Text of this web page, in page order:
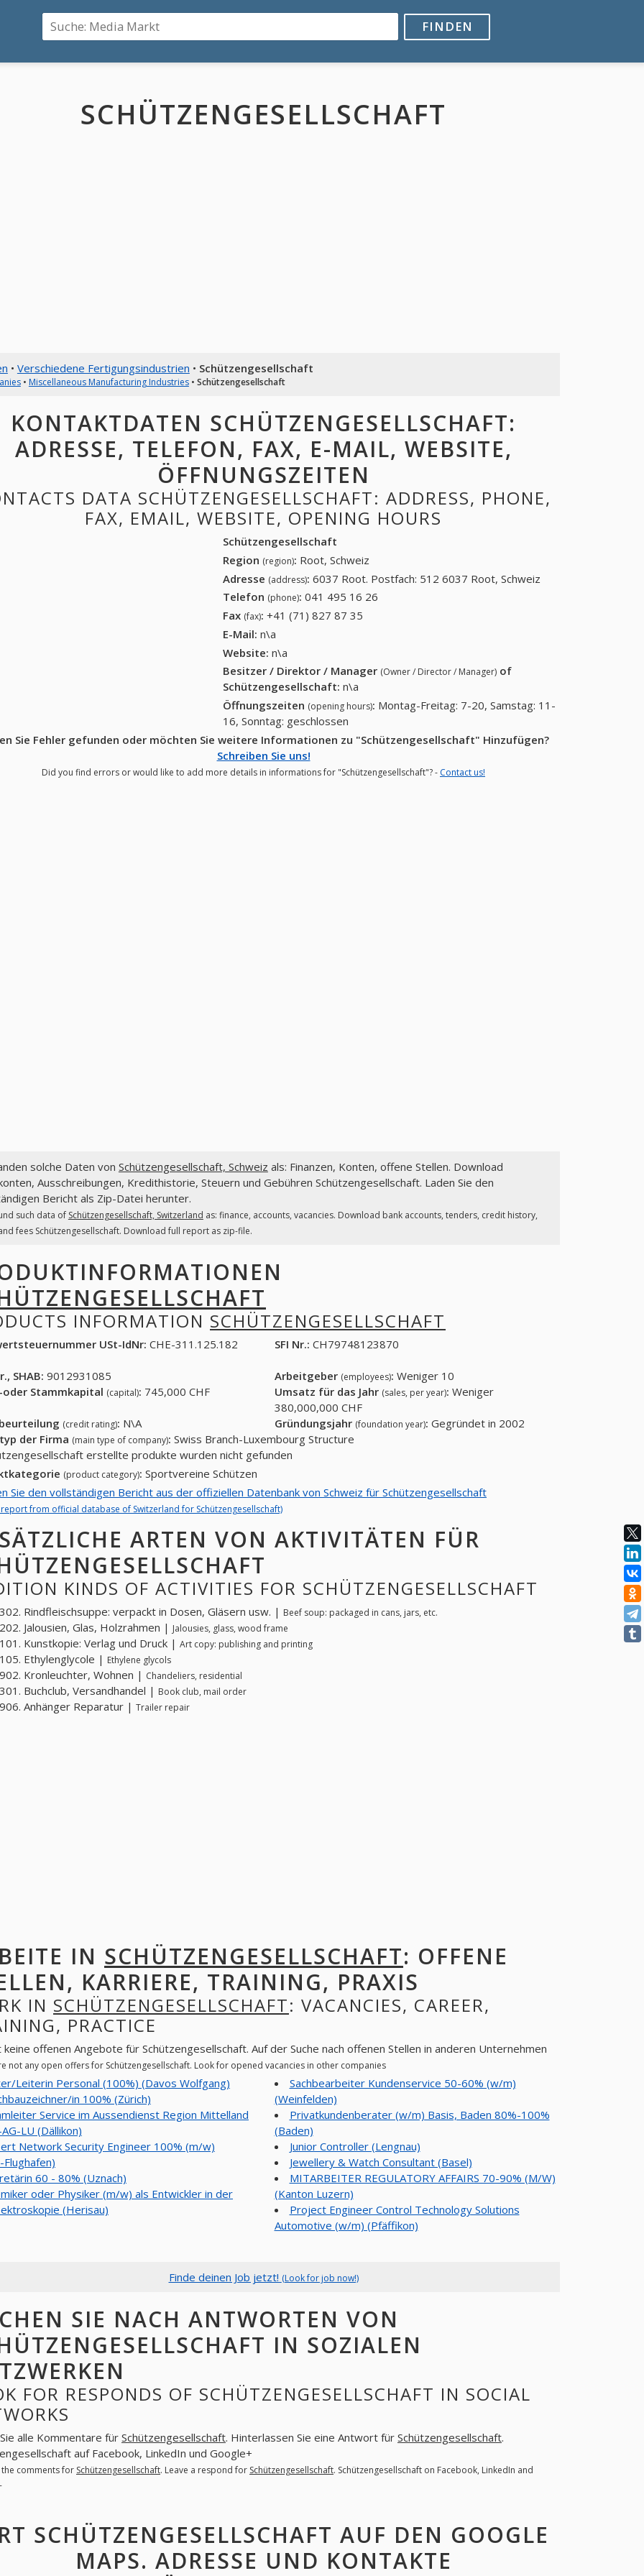
FINDEN
SCHÜTZENGESELLSCHAFT
• Verschiedene Fertigungsindustrien • Schützengesellschaft
• Miscellaneous Manufacturing Industries• Schützengesellschaft
KONTAKTDATEN SCHÜTZENGESELLSCHAFT:
ADRESSE, TELEFON, FAX, E-MAIL, WEBSITE,
ÖFFNUNGSZEITEN
DATA SCHÜTZENGESELLSCHAFT: ADDRESS, PHONE,
FAX, EMAIL, WEBSITE, OPENING HOURS
Schützengesellschaft
Region (region): Root, Schweiz
Adresse (address): 6037 Root. Postfach: 512 6037 Root, Schweiz
Telefon (phone): 041 495 16 26
Fax (fax): +41 (71) 827 87 35
E-Mail: n\a
Website: n\a
Besitzer / Direktor / Manager (Owner / Director / Manager) of
Schützengesellschaft: n\a
Öffnungszeiten (opening hours): Montag-Freitag: 7-20, Samstag: 11-
16, Sonntag: geschlossen
Sie Fehler gefunden oder möchten Sie weitere Informationen zu "Schützengesellschaft" Hinzufügen?
Schreiben Sie uns!
Did you find errors or would like to add more details in informations for "Schützengesellschaft"? - Contact us!
solche Daten von Schützengesellschaft, Schweiz als: Finanzen, Konten, offene Stellen. Download
Ausschreibungen, Kredithistorie, Steuern und Gebühren Schützengesellschaft. Laden Sie den
Bericht als Zip-Datei herunter.
such data of Schützengesellschaft, Switzerland as: finance, accounts, vacancies. Download bank accounts, tenders, credit history,
fees Schützengesellschaft. Download full report as zip-file.
INFORMATION SCHÜTZENGESELLSCHAFT
USt-IdNr: CHE-311.125.182 SFI Nr.: CH79748123870
SHAB: 9012931085 Arbeitgeber (employees): Weniger 10
oder Stammkapital (capital): 745,000 CHF Umsatz für das Jahr (sales, per year): Weniger
380,000,000 CHF
(credit rating): N\A Gründungsjahr (foundation year): Gegründet in 2002
der Firma (main type of company): Swiss Branch-Luxembourg Structure
erstellte produkte wurden nicht gefunden
(product category): Sportvereine Schützen
Sie den vollständigen Bericht aus der offiziellen Datenbank von Schweiz für Schützengesellschaft
from official database of Switzerland for Schützengesellschaft)
ARTEN VON AKTIVITÄTEN FÜR
KINDS OF ACTIVITIES FOR SCHÜTZENGESELLSCHAFT
Rindfleischsuppe: verpackt in Dosen, Gläsern usw. | Beef soup: packaged in cans, jars, etc.
Jalousien, Glas, Holzrahmen | Jalousies, glass, wood frame
Kunstkopie: Verlag und Druck | Art copy: publishing and printing
Ethylenglycole | Ethylene glycols
Kronleuchter, Wohnen | Chandeliers, residential
Buchclub, Versandhandel | Book club, mail order
Anhänger Reparatur | Trailer repair
IN SCHÜTZENGESELLSCHAFT: OFFENE
KARRIERE, TRAINING, PRAXIS
IN SCHÜTZENGESELLSCHAFT: VACANCIES, CAREER,
PRACTICE
keine offenen Angebote für Schützengesellschaft. Auf der Suche nach offenen Stellen in anderen Unternehmen
not any open offers for Schützengesellschaft. Look for opened vacancies in other companies
Leiterin Personal (100%) (Davos Wolfgang)
in 100% (Zürich)
Service im Aussendienst Region Mittelland
LU (Dällikon)
Network Security Engineer 100% (m/w)
Flughafen)
60 - 80% (Uznach)
oder Physiker (m/w) als Entwickler in der
(Herisau)
Sachbearbeiter Kundenservice 50-60% (w/m)
(Weinfelden)
Privatkundenberater (w/m) Basis, Baden 80%-100%
(Baden)
Junior Controller (Lengnau)
Jewellery & Watch Consultant (Basel)
MITARBEITER REGULATORY AFFAIRS 70-90% (M/W)
(Kanton Luzern)
Project Engineer Control Technology Solutions
Automotive (w/m) (Pfäffikon)
Finde deinen Job jetzt! (Look for job now!)
SIE NACH ANTWORTEN VON
IN SOZIALEN
FOR RESPONDS OF SCHÜTZENGESELLSCHAFT IN SOCIAL
alle Kommentare für Schützengesellschaft. Hinterlassen Sie eine Antwort für Schützengesellschaft.
auf Facebook, LinkedIn und Google+
the comments for Schützengesellschaft. Leave a respond for Schützengesellschaft. Schützengesellschaft on Facebook, LinkedIn and
SCHÜTZENGESELLSCHAFT AUF DEN GOOGLE
MAPS. ADRESSE UND KONTAKTE